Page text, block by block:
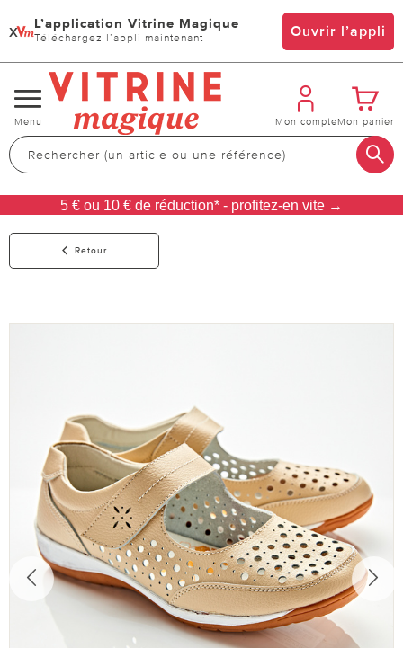
x L’application Vitrine Magique
Téléchargez l’appli maintenant Ouvrir l’appli
Changer
de
navigation
Menu Mon compteMon panier
5 € ou 10 € de réduction* - profitez-en vite →
Retour